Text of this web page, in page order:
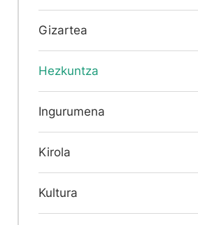
Gizartea
Hezkuntza
Ingurumena
Kirola
Kultura